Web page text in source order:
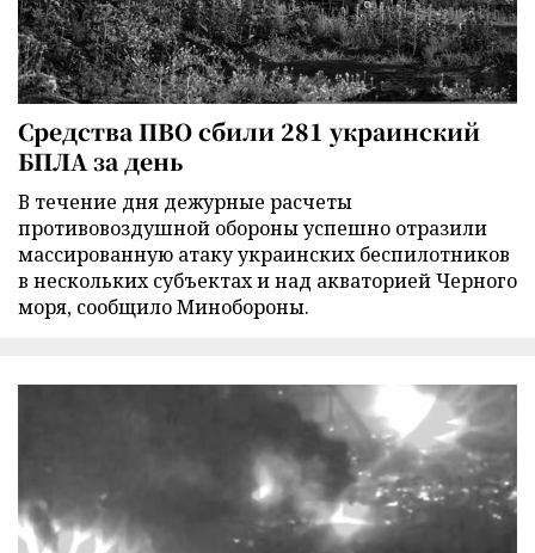
Средства ПВО сбили 281 украинский
БПЛА за день
В течение дня дежурные расчеты
противовоздушной обороны успешно отразили
массированную атаку украинских беспилотников
в нескольких субъектах и над акваторией Черного
моря, сообщило Минобороны.